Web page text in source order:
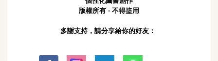
版權所有 ‧ 不得盜用
多謝支持，請分享給你的好友：